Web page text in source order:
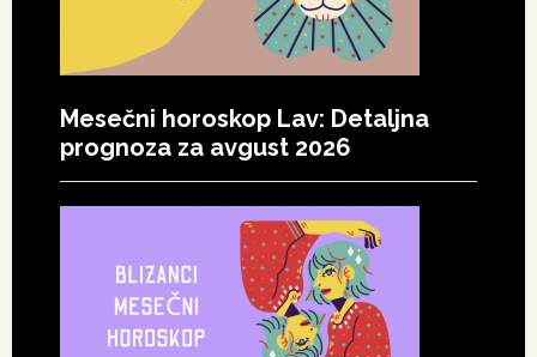
Mesečni horoskop Lav: Detaljna
prognoza za avgust 2026